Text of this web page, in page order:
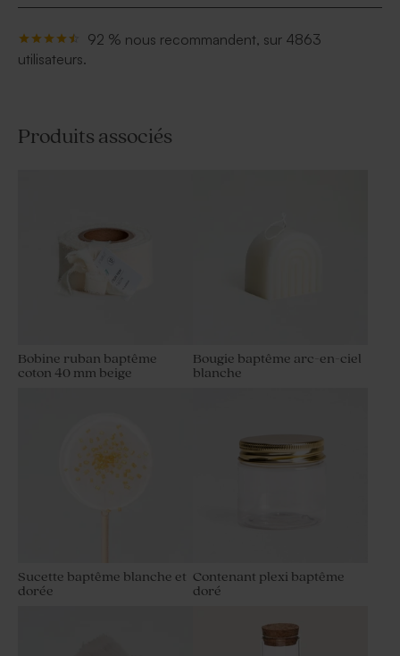
92 % nous recommandent, sur 4863
utilisateurs.
Produits associés
Bobine ruban baptême
coton 40 mm beige
Bougie baptême arc-en-ciel
blanche
Sucette baptême blanche et
dorée
Contenant plexi baptême
doré